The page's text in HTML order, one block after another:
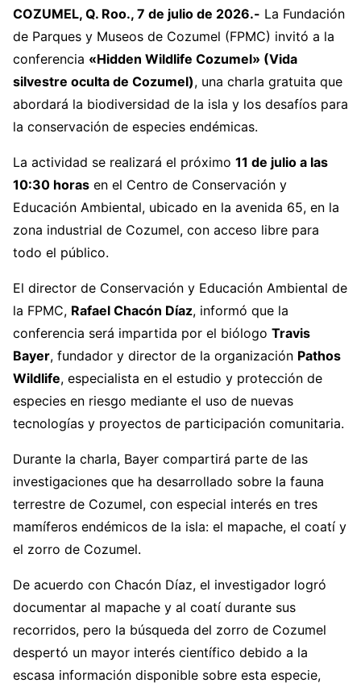
COZUMEL, Q. Roo., 7 de julio de 2026.- La Fundación
de Parques y Museos de Cozumel (FPMC) invitó a la
conferencia «Hidden Wildlife Cozumel» (Vida
silvestre oculta de Cozumel), una charla gratuita que
abordará la biodiversidad de la isla y los desafíos para
la conservación de especies endémicas.
La actividad se realizará el próximo 11 de julio a las
10:30 horas en el Centro de Conservación y
Educación Ambiental, ubicado en la avenida 65, en la
zona industrial de Cozumel, con acceso libre para
todo el público.
El director de Conservación y Educación Ambiental de
la FPMC, Rafael Chacón Díaz, informó que la
conferencia será impartida por el biólogo Travis
Bayer, fundador y director de la organización Pathos
Wildlife, especialista en el estudio y protección de
especies en riesgo mediante el uso de nuevas
tecnologías y proyectos de participación comunitaria.
Durante la charla, Bayer compartirá parte de las
investigaciones que ha desarrollado sobre la fauna
terrestre de Cozumel, con especial interés en tres
mamíferos endémicos de la isla: el mapache, el coatí y
el zorro de Cozumel.
De acuerdo con Chacón Díaz, el investigador logró
documentar al mapache y al coatí durante sus
recorridos, pero la búsqueda del zorro de Cozumel
despertó un mayor interés científico debido a la
escasa información disponible sobre esta especie,